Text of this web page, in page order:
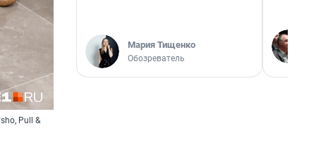
Pull &
Мария Тищенко
Обозреватель